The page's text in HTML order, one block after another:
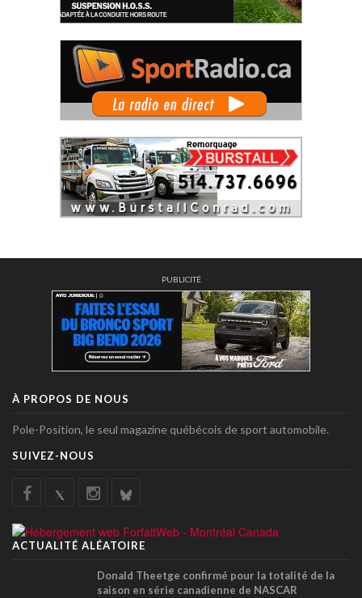
PUBLICITÉ
À PROPOS DE NOUS
Pole-Position, le seul magazine québécois de sport automobile.
SUIVEZ-NOUS
ACTUALITÉ ALÉATOIRE
Donald Theetge confirmé pour la totalité de la
saison en série canadienne de NASCAR